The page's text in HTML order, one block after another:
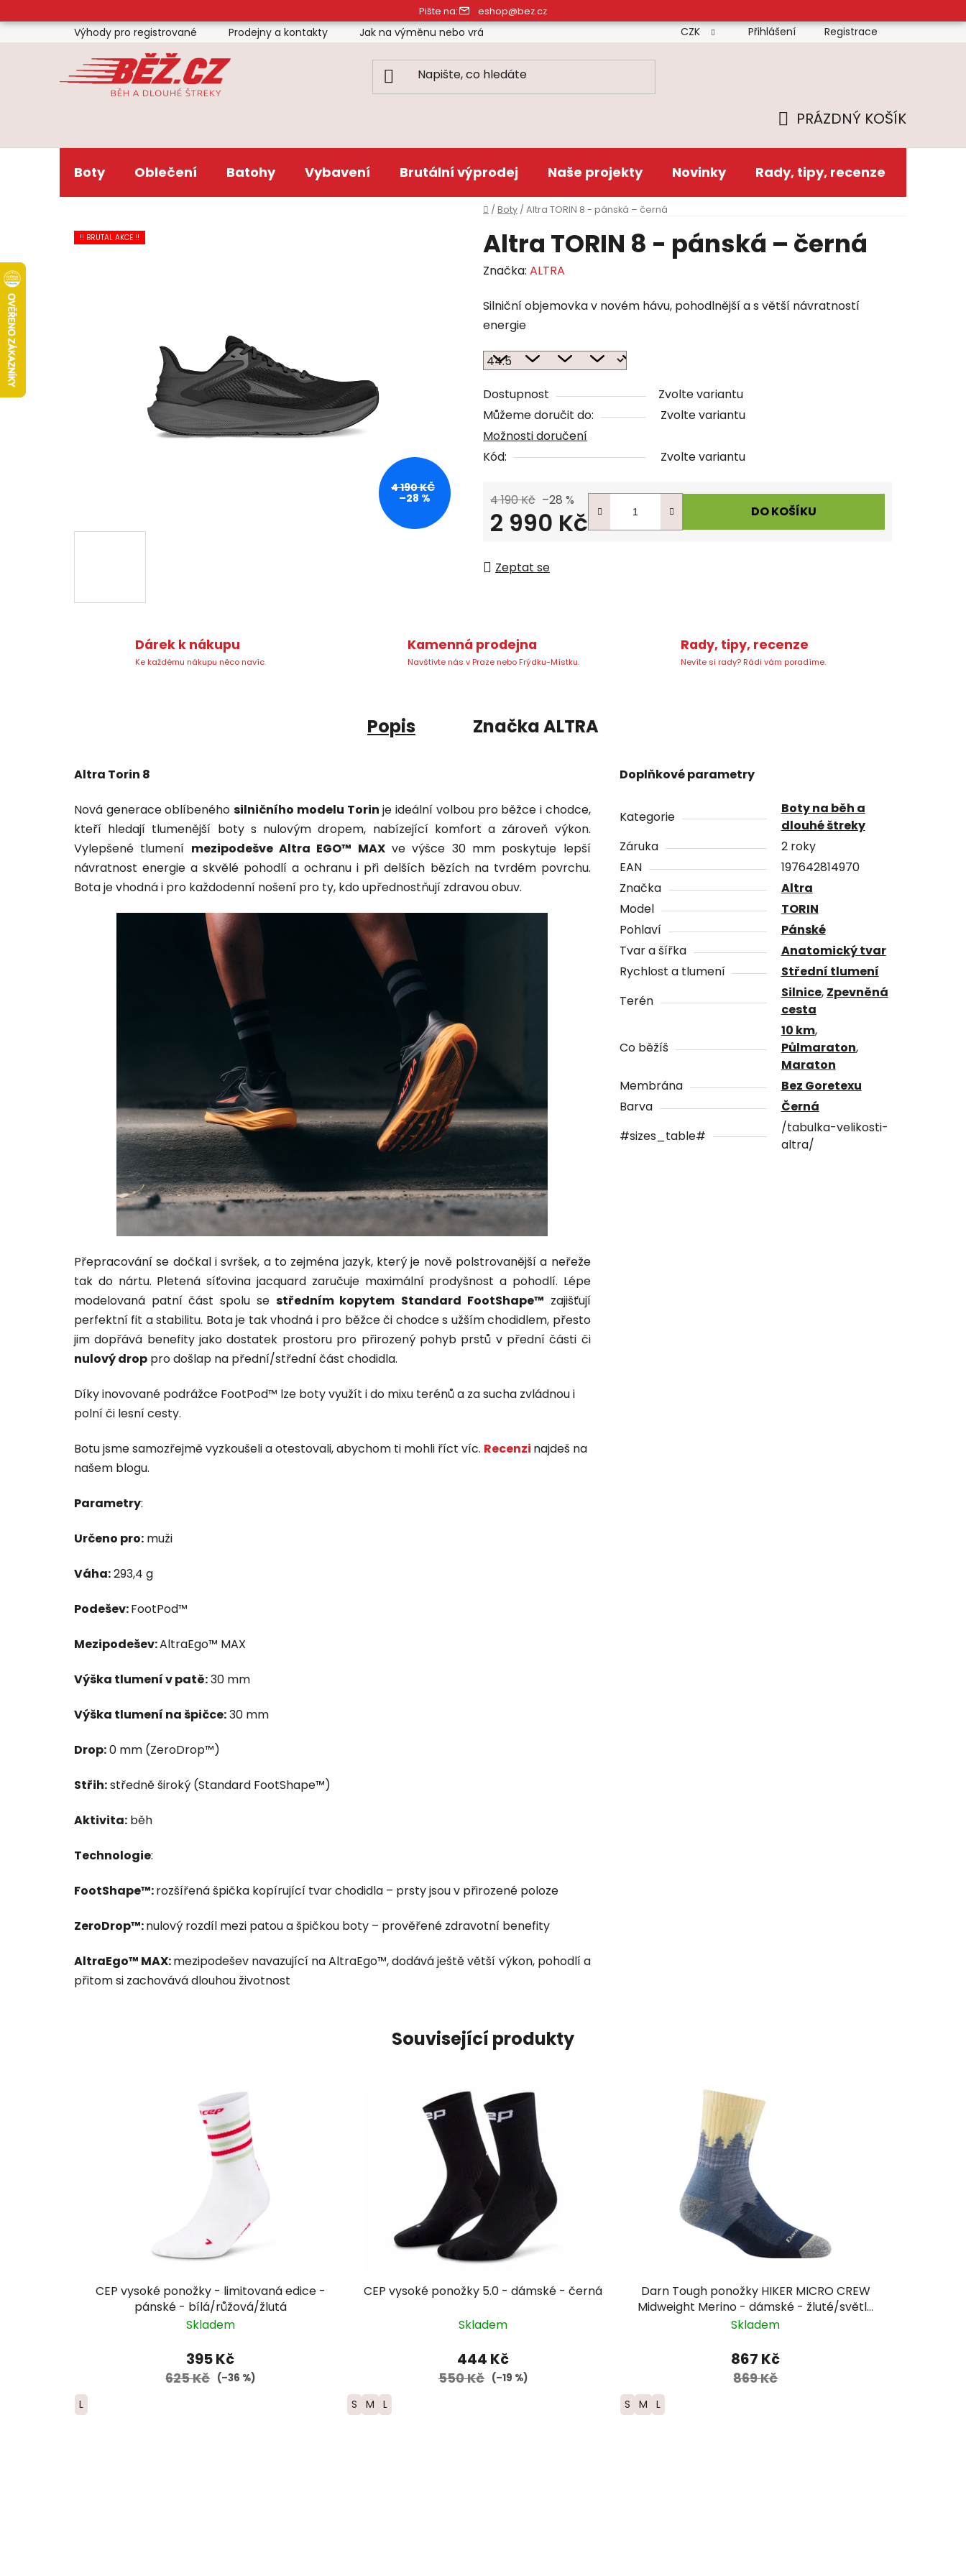
na
obsah
Pište na: eshop@bez.cz
Výhody pro registrované Prodejny a kontakty Jak na výměnu nebo vrácení zboží Doprava Platba Reklamační řád
CZK Přihlášení Registrace
KOŠÍK
PRÁZDNÝ KOŠÍK
Boty Oblečení Batohy Vybavení Brutální výprodej Naše projekty Novinky Rady, tipy, recenze
Domů
/ Boty / Altra TORIN 8 - pánská – černá
Altra TORIN 8 - pánská – černá
Značka: ALTRA
Silniční objemovka v novém hávu, pohodlnější a s větší návratností
energie
Dostupnost
Zvolte variantu
Můžeme doručit do:
Zvolte variantu
Možnosti doručení
Kód:
Zvolte variantu
4 190 Kč –28 %
2 990 Kč DO KOŠÍKU
Zeptat se
!! BRUTAL AKCE !!
4 190 KČ
–28 %
Dárek k nákupu
Ke každému nákupu něco navíc.
Kamenná prodejna
Navštivte nás v Praze nebo Frýdku-Místku.
Rady, tipy, recenze
Nevíte si rady? Rádi vám poradíme.
Popis ZnačkaALTRA
Altra Torin 8
Nová generace oblíbenéhosilničního modelu Torin je ideální volbou pro běžce i chodce,
kteří hledají tlumenější boty s nulovým dropem, nabízející komfort a zároveň výkon.
Vylepšené tlumení mezipodešve Altra EGO™ MAXve výšce 30 mm poskytuje lepší
návratnost energie a skvělé pohodlí a ochranu i při delších bězích na tvrdém povrchu.
Bota je vhodná i pro každodenní nošení pro ty, kdo upřednostňují zdravou obuv.
Přepracování se dočkal i svršek, a to zejména jazyk, který je nově polstrovanější a neřeže
tak do nártu. Pletená síťovina jacquard zaručuje maximální prodyšnost a pohodlí. Lépe
modelovaná patní část spolu se středním kopytem Standard FootShape™ zajišťují
perfektní fit a stabilitu. Bota je tak vhodná i pro běžce či chodce s užším chodidlem, přesto
jim dopřává benefity jako dostatek prostoru pro přirozený pohyb prstů v přední části či
nulový drop pro došlap na přední/střední část chodidla.
Díky inovované podrážce FootPod™ lze boty využít i do mixu terénů a za sucha zvládnou i
polní či lesní cesty.
Botu jsme samozřejmě vyzkoušeli a otestovali, abychom ti mohli říct víc. Recenzi najdeš na
našem blogu.
Parametry:
Určeno pro: muži
Váha:293,4 g
Podešev:FootPod™
Mezipodešev:AltraEgo™ MAX
Výška tlumení v patě:30 mm
Výška tlumení na špičce:30 mm
Drop:0 mm (ZeroDrop™)
Střih:středně široký (Standard FootShape™)
Aktivita: běh
Technologie:
FootShape™:rozšířená špička kopírující tvar chodidla – prsty jsou v přirozené poloze
ZeroDrop™:nulový rozdíl mezi patou a špičkou boty – prověřené zdravotní benefity
AltraEgo™ MAX:mezipodešev navazující na AltraEgo™, dodává ještě větší výkon, pohodlí a
přitom si zachovává dlouhou životnost
Doplňkové parametry
Kategorie
Boty na běh a
dlouhé štreky
Záruka
2 roky
EAN
197642814970
Značka
Altra
Model
TORIN
Pohlaví
Pánské
Tvar a šířka
Anatomický tvar
Rychlost a tlumení
Střední tlumení
Terén
Silnice, Zpevněná
cesta
Co běžíš
10 km,
Půlmaraton,
Maraton
Membrána
Bez Goretexu
Barva
Černá
#sizes_table#
/tabulka-velikosti-
altra/
Související produkty
CEP vysoké ponožky - limitovaná edice -
pánské - bílá/růžová/žlutá
Skladem
395 Kč
625 Kč (–36 %)
L
CEP vysoké ponožky 5.0 - dámské - černá
Skladem
444 Kč
550 Kč (–19 %)
S M L
Darn Tough ponožky HIKER MICRO CREW
Midweight Merino - dámské - žluté/světle
modré
Skladem
867 Kč
869 Kč
S M L